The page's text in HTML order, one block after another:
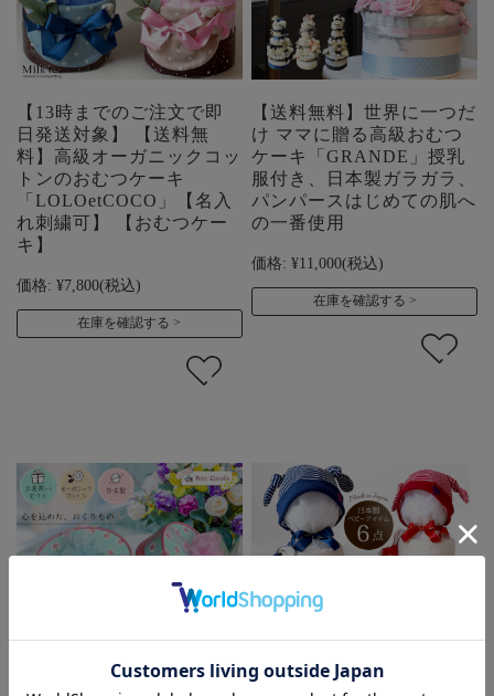
【13時までのご注文で即
日発送対象】 【送料無
料】高級オーガニックコッ
トンのおむつケーキ
「LOLOetCOCO」【名入
れ刺繍可】 【おむつケー
キ】
価格: ¥7,800(税込)
在庫を確認する
【送料無料】世界に一つだ
け ママに贈る高級おむつ
ケーキ「GRANDE」授乳
服付き、日本製ガラガラ、
パンパースはじめての肌へ
の一番使用
価格: ¥11,000(税込)
在庫を確認する